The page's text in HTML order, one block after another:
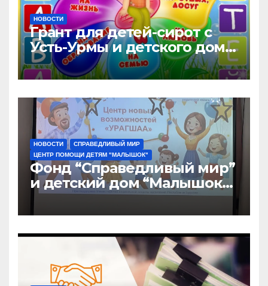
НОВОСТИ
Грант для детей-сирот с
Усть-Урмы и детского дома
“Малышок”
НОВОСТИ
СПРАВЕДЛИВЫЙ МИР
ЦЕНТР ПОМОЩИ ДЕТЯМ "МАЛЫШОК"
Фонд “Справедливый мир”
и детский дом “Малышок”
открыли центр новых
возможностей “УРАГШАА”